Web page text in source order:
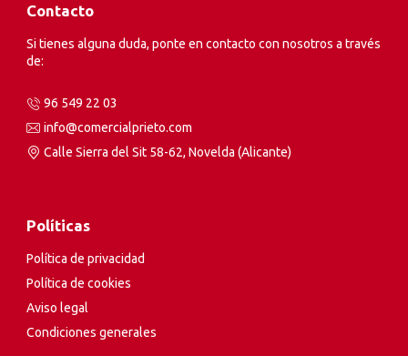
Contacto
Si tienes alguna duda, ponte en contacto con nosotros a través
de:
96 549 22 03
info@comercialprieto.com
Calle Sierra del Sit 58-62, Novelda (Alicante)
Políticas
Política de privacidad
Política de cookies
Aviso legal
Condiciones generales